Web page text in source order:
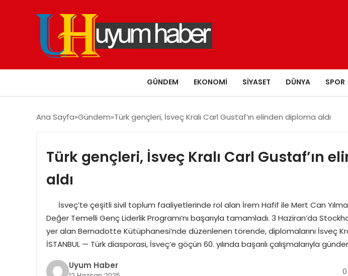
GÜNDEM EKONOMI SIYASET DÜNYA SPOR
Ana Sayfa Gündem Türk gençleri, İsveç Kralı Carl Gustaf’ın elinden diploma aldı
Türk gençleri, İsveç Kralı Carl Gustaf’ın
aldı
İsveç’te çeşitli sivil toplum faaliyetlerinde rol alan İrem Hafif ile Mert Can
Değer Temelli Genç Liderlik Programı’nı başarıyla tamamladı. 3 Haziran’da
yer alan Bernadotte Kütüphanesi’nde düzenlenen törende, diplomalarını İsveç
İSTANBUL — Türk diasporası, İsveç’e göçün 60. yılında başarılı çalışmalarıyla
Uyum Haber